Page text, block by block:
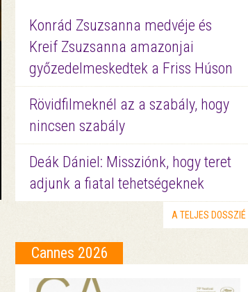
Konrád Zsuzsanna medvéje és
Kreif Zsuzsanna amazonjai
győzedelmeskedtek a Friss Húson
Rövidfilmeknél az a szabály, hogy
nincsen szabály
Deák Dániel: Missziónk, hogy teret
adjunk a fiatal tehetségeknek
A TELJES DOSSZIÉ
Cannes 2026